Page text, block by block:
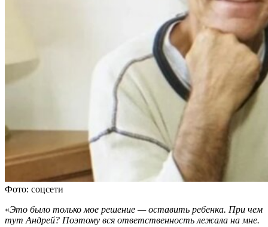
Фото: соцсети
«Это было только мое решение — оставить ребенка. При чем
тут Андрей? Поэтому вся ответственность лежала на мне.